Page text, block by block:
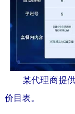
某代理商提
价目表。